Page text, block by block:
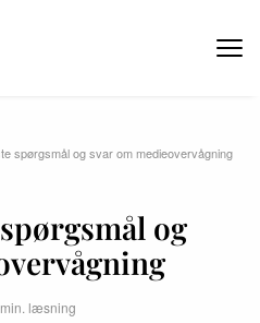
spørgsmål og svar om medieovervågning
og
læsning